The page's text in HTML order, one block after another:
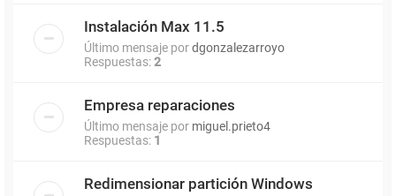
Instalación Max 11.5
Último mensaje pordgonzalezarroyo
Respuestas:2
Empresa reparaciones
Último mensaje por miguel.prieto4
Respuestas: 1
Redimensionar partición Windows